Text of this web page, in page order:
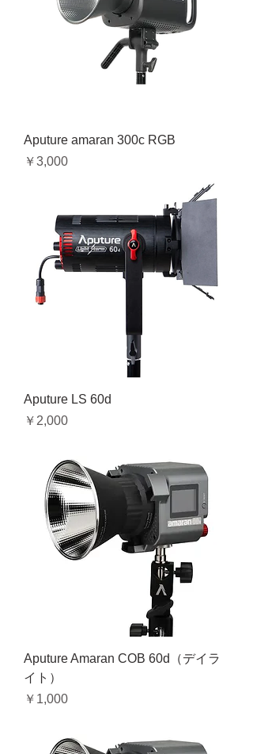
Aputure amaran 300c RGB
価格
￥3,000
Aputure LS 60d
価格
￥2,000
Aputure Amaran COB 60d（デイラ
イト）
価格
￥1,000